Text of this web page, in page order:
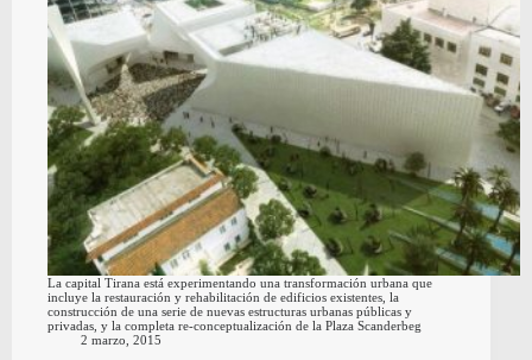
La capital Tirana está experimentando una transformación urbana que
incluye la restauración y rehabilitación de edificios existentes, la
construcción de una serie de nuevas estructuras urbanas públicas y
privadas, y la completa re-conceptualización de la Plaza Scanderbeg
2 marzo, 2015